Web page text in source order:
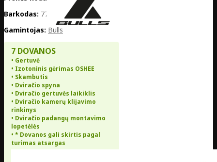
Barkodas: 7770001059934
Gamintojas: Bulls
7 DOVANOS
• Gertuvė
• Izotoninis gėrimas OSHEE
• Skambutis
• Dviračio spyna
• Dviračio gertuvės laikiklis
• Dviračio kamerų klijavimo
rinkinys
• Dviračio padangų montavimo
lopetėlės
• * Dovanos gali skirtis pagal
turimas atsargas